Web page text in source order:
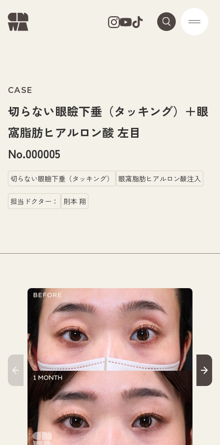
CASE
切らない眼瞼下垂（タッキング）＋眼
窩脂肪ヒアルロン酸 左目
No.000005
切らない眼瞼下垂（タッキング） 眼窩脂肪ヒアルロン酸注入
担当ドクター： 則本 翔